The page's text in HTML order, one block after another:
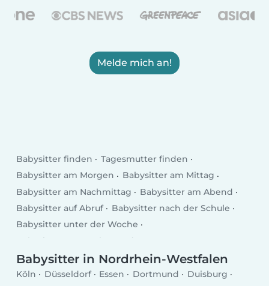
Melde mich an!
Babysitter finden
Tagesmutter finden
Babysitter am Morgen
Babysitter am Mittag
Babysitter am Nachmittag
Babysitter am Abend
Babysitter auf Abruf
Babysitter nach der Schule
Babysitter unter der Woche
Babysitter am Wochenende
Babysitter in Nordrhein-Westfalen
Köln Düsseldorf Essen Dortmund
Duisburg